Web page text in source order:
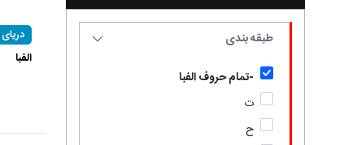
طبقه بندی
-تمام حروف الفبا
ت
ح
الفبا